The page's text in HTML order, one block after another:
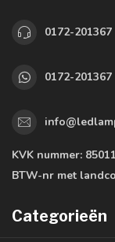
0172-201367
0172-201367
KVK nummer:
BTW-nr met
Categorieën